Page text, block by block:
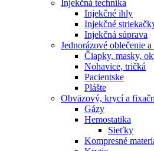
Injekčná technika
Injekčné ihly
Injekčné
Injekčná súprava
Jednorázové oblečenie
Čiapky, masky,
Nohavice, tričká
Pacientske
Plášte
Obväzový, krycí a
Gázy
Hemostatika
Sieťky
Kompresné